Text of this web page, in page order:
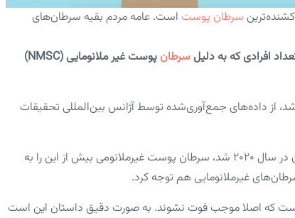
سرطان پوست است. عامه مردم بقیه سرطان‌های
افرادی که به دلیل سرطان
پوست غیر ملانومایی (NMSC)
از داده‌های جمع‌آوری‌شده توسط آژانس بین‌المللی تحقیقات
این تحقیق نشان داد که در حالی که ملانوم باعث مرگ ۵۷۰۰۰ نفر در جهان در سال ۲۰۲۰ شد، سرطان پوست غیرملانومی بیش از این را به
که اصلا موجب فوت نشوند. به صورت دقیق داستان این است